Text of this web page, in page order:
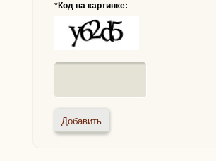
*Код на картинке: